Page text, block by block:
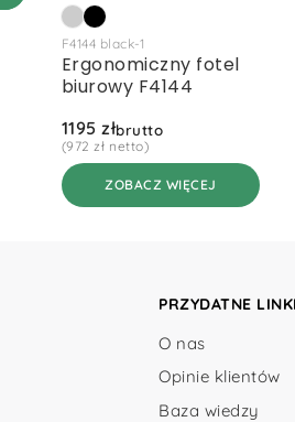
F4144 black-1
Ergonomiczny fotel
biurowy F4144
1195złbrutto
(972 zł netto)
ZOBACZ WIĘCEJ
Ten
produkt
ma
wiele
Opcje
można
wybrać
na
PRZYDATNE LINKI
O nas
Opinie klientów
Baza wiedzy